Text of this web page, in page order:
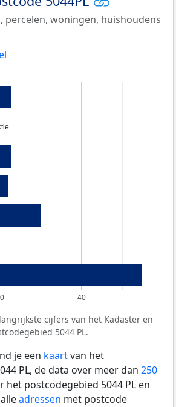
percelen, woningen, huishoudens
40
cijfers van het Kadaster en
5044 PL.
je een kaartvan het
PL, de data over meer dan 250
het postcodegebied 5044 PL en
adressen met postcode